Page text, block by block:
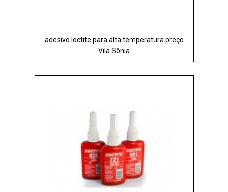
adesivo loctite para alta temperatura preço
Vila Sônia